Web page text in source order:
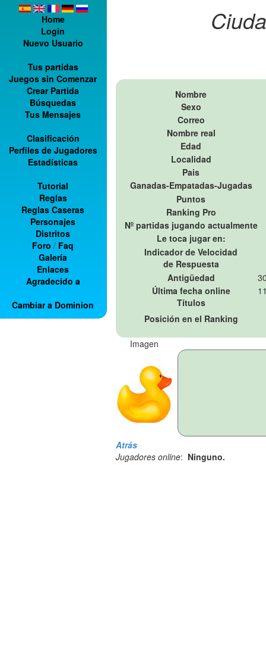
Home
Login
Nuevo Usuario
Tus partidas
Juegos sin Comenzar
Crear Partida
Búsquedas
Tus Mensajes
Clasificación
Perfiles de Jugadores
Estadísticas
Tutorial
Reglas
Reglas Caseras
Personajes
Distritos
Foro / Faq
Galería
Enlaces
Agradecido a
Cambiar a Dominion
Nombre
Sexo
Correo
Nombre real
Edad
Localidad
Pais
Ganadas-Empatadas-Jugadas
Puntos
Ranking Pro
Nº partidas jugando actualmente
Le toca jugar en:
Indicador de Velocidad
de Respuesta
Antigüedad
Última fecha online
Títulos
Posición en el Ranking
Imagen
Atrás
Jugadores online: Ninguno.